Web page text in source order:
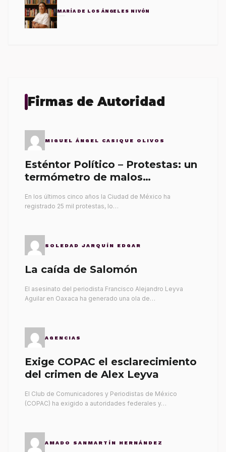
MARÍA DE LOS ÁNGELES NIVÓN
Firmas de Autoridad
MIGUEL ÁNGEL CASIQUE OLIVOS
Esténtor Político – Protestas: un
termómetro de malos
En los últimos cinco años la Ciudad de México ha
registrado 25 mil protestas, lo…
SOLEDAD JARQUÍN EDGAR
La caída de Salomón
El asesinato del periodista Francisco Alejandro Leyva
Aguilar en Oaxaca ha generado una ola de…
AGENCIAS
Exige COPAC el esclarecimiento
del crimen de Alex Leyva
El Club de Comunicadores y Periodistas de México
(COPAC) ha exigido a autoridades federales y…
AMADO SANMARTÍN HERNÁNDEZ